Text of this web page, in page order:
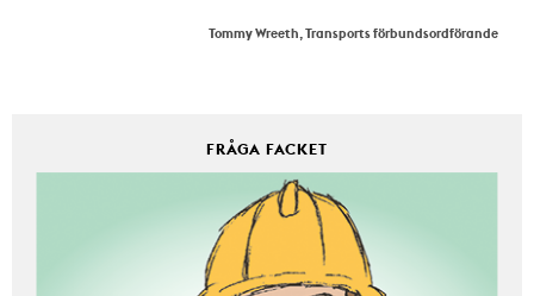
Tommy Wreeth, Transports förbundsordförande
FRÅGA FACKET